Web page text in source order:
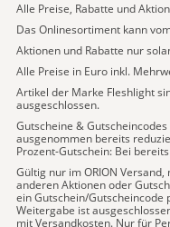
Alle Preise, Rabatte und
Das Onlinesortiment kann
Aktionen und Rabatte nur
Alle Preise in Euro inkl.
Artikel der Marke Fleshlight
ausgeschlossen.
Gutscheine &
ausgenommen bereits
Prozent-Gutschein: Bei
Gültig nur im ORION
anderen Aktionen oder
ein Gutschein/
Weitergabe ist
mit Versandkosten. Nur für